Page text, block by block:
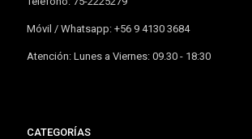
Móvil / Whatsapp: +56 9 4130 3684
Atención: Lunes a Viernes: 09.30 - 18:30
CATEGORÍAS